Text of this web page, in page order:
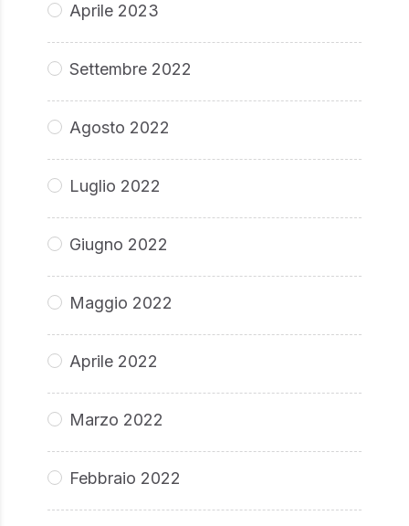
Aprile 2023
Settembre 2022
Agosto 2022
Luglio 2022
Giugno 2022
Maggio 2022
Aprile 2022
Marzo 2022
Febbraio 2022